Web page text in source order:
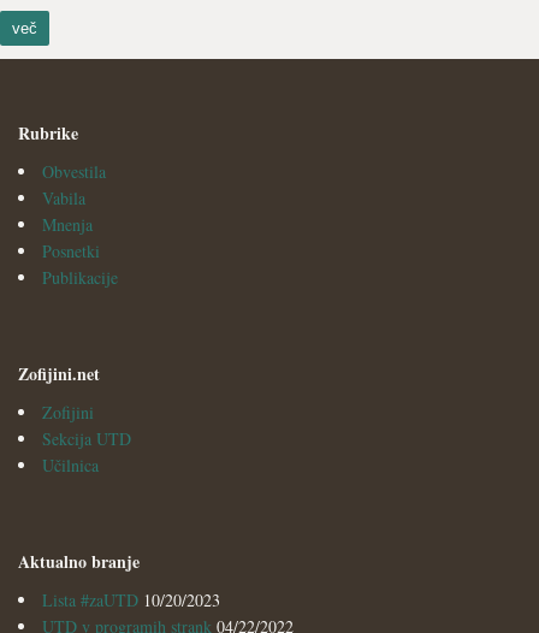
več
Rubrike
Obvestila
Vabila
Mnenja
Posnetki
Publikacije
Zofijini.net
Zofijini
Sekcija UTD
Učilnica
Aktualno branje
Lista #zaUTD 10/20/2023
UTD v programih strank 04/22/2022